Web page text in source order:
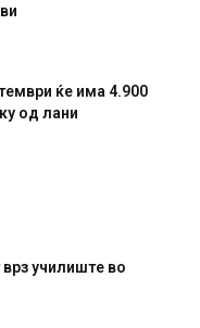
ќе има 4.900
од лани
училиште во